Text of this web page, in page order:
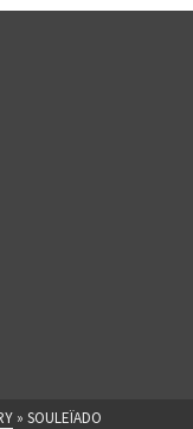
» SOULEÏADO